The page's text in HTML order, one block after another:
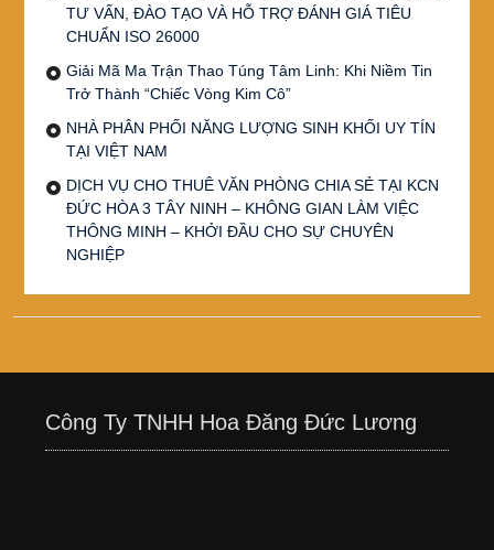
TƯ VẤN, ĐÀO TẠO VÀ HỖ TRỢ ĐÁNH GIÁ TIÊU
CHUẨN ISO 26000
Giải Mã Ma Trận Thao Túng Tâm Linh: Khi Niềm Tin
Trở Thành “Chiếc Vòng Kim Cô”
NHÀ PHÂN PHỐI NĂNG LƯỢNG SINH KHỐI UY TÍN
TẠI VIỆT NAM
DỊCH VỤ CHO THUÊ VĂN PHÒNG CHIA SẺ TẠI KCN
ĐỨC HÒA 3 TÂY NINH – KHÔNG GIAN LÀM VIỆC
THÔNG MINH – KHỞI ĐẦU CHO SỰ CHUYÊN
NGHIỆP
Công Ty TNHH Hoa Đăng Đức Lương